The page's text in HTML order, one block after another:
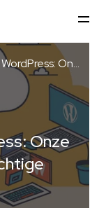
equal
met deze krachtige hosting oplossing
Onze